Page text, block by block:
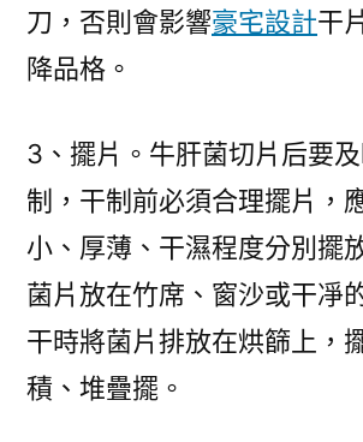
刀，否則會影響豪宅設計干
降品格。
3、擺片。牛肝菌切片后要
制，干制前必須合理擺片，
小、厚薄、干濕程度分別擺
菌片放在竹席、窗沙或干凈
干時將菌片排放在烘篩上，
積、堆疊擺。